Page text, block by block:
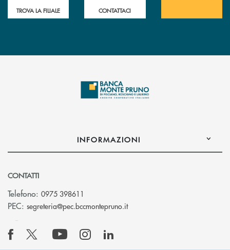
TROVA LA FILIALE CONTATTACI
INFORMAZIONI
CONTATTI
Telefono: 0975 398611
PEC: segreteria@pec.bccmontepruno.it(si apre l’app di posta